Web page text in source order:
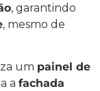
, garantindo
, mesmo de
um painel de
a fachada